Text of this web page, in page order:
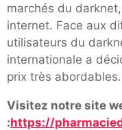
marchés du
internet. Face aux
utilisateurs du
internationale a
prix très abordables.
Visitez notre site
:https://